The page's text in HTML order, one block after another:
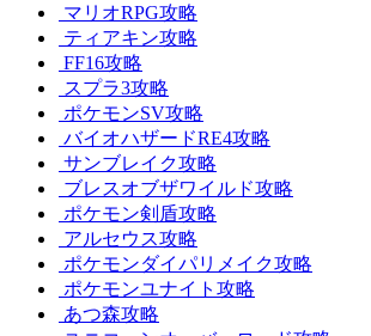
マリオRPG攻略
ティアキン攻略
FF16攻略
スプラ3攻略
ポケモンSV攻略
バイオハザードRE4攻略
サンブレイク攻略
ブレスオブザワイルド攻略
ポケモン剣盾攻略
アルセウス攻略
ポケモンダイパリメイク攻略
ポケモンユナイト攻略
あつ森攻略